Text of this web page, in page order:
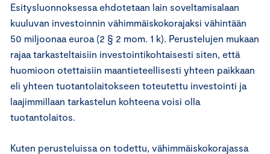
Esitysluonnoksessa ehdotetaan lain soveltamisalaan
kuuluvan investoinnin vähimmäiskokorajaksi vähintään
50 miljoonaa euroa (2 § 2 mom. 1 k). Perustelujen mukaan
rajaa tarkasteltaisiin investointikohtaisesti siten, että
huomioon otettaisiin maantieteellisesti yhteen paikkaan
eli yhteen tuotantolaitokseen toteutettu investointi ja
laajimmillaan tarkastelun kohteena voisi olla
tuotantolaitos.
Kuten perusteluissa on todettu, vähimmäiskokorajassa